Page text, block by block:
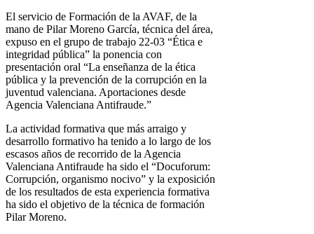
El servicio de Formación de la AVAF, de la
mano de Pilar Moreno García, técnica del área,
expuso en el grupo de trabajo 22-03 “Ética e
integridad pública” la ponencia con
presentación oral “La enseñanza de la ética
pública y la prevención de la corrupción en la
juventud valenciana. Aportaciones desde
Agencia Valenciana Antifraude.”
La actividad formativa que más arraigo y
desarrollo formativo ha tenido a lo largo de los
escasos años de recorrido de la Agencia
Valenciana Antifraude ha sido el “Docuforum:
Corrupción, organismo nocivo” y la exposición
de los resultados de esta experiencia formativa
ha sido el objetivo de la técnica de formación
Pilar Moreno.